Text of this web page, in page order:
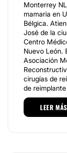
Monterrey
mamaria en
Bélgica.
José de la
Centro
Nuevo León.
Asociación
cirugías de
de
Sus horas
rostros,
LEER MÁS